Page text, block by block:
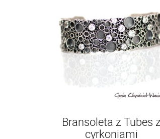
Bransoleta z Tubes z
cyrkoniami